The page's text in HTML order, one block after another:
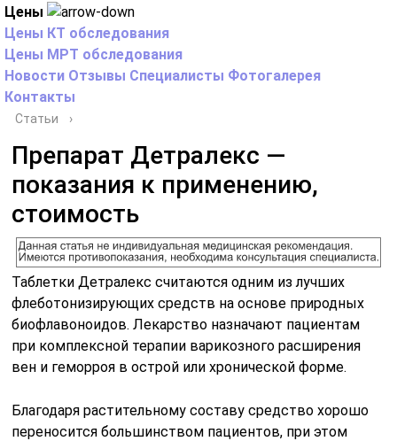
Цены
Цены КТ обследования
Цены МРТ обследования
Новости Отзывы Специалисты Фотогалерея
Контакты
Статьи ›
Препарат Детралекс —
показания к применению,
стоимость
Таблетки Детралекс считаются одним из лучших
флеботонизирующих средств на основе природных
биофлавоноидов. Лекарство назначают пациентам
при комплексной терапии варикозного расширения
вен и геморроя в острой или хронической форме.
Благодаря растительному составу средство хорошо
переносится большинством пациентов, при этом